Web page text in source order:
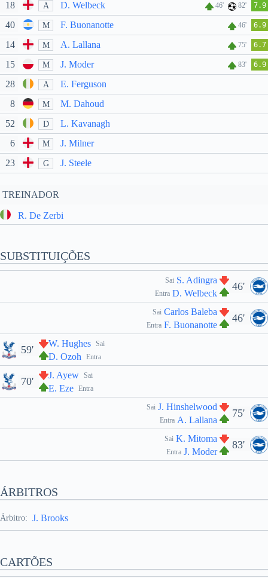
18 A D. Welbeck 46' 82' 7.9
40 M F. Buonanotte 46' 6.9
14 M A. Lallana 75' 6.7
15 M J. Moder 83' 6.9
28 A
E. Ferguson
8
M
M. Dahoud
52
D
L. Kavanagh
6
M
J. Milner
23
G J. Steele
TREINADOR
R. De Zerbi
SUBSTITUIÇÕES
46'
Sai S. Adingra
Entra D. Welbeck
46'
Sai Carlos Baleba
Entra F. Buonanotte
Sai
W. Hughes
Entra
D. Ozoh
59'
Sai
J. Ayew
Entra
E. Eze
70'
75'
Sai J. Hinshelwood
Entra A. Lallana
83'
Sai K. Mitoma
Entra J. Moder
ÁRBITROS
Árbitro: J. Brooks
CARTÕES